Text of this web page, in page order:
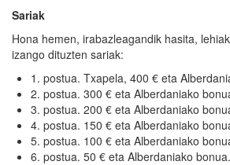
Sariak
Hona hemen, irabazleagandik hasita,
izango dituzten sariak:
1. postua. Txapela, 400 € eta
2. postua. 300 € eta Alberdaniako
3. postua. 200 € eta Alberdaniako
4. postua. 150 € eta Alberdaniako
5. postua. 100 € eta Alberdaniako
6. postua. 50 € eta Alberdaniako bonua.